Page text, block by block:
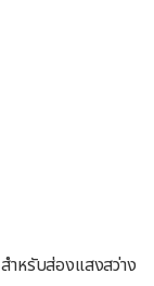
ำหรับส่องแสงสว่าง